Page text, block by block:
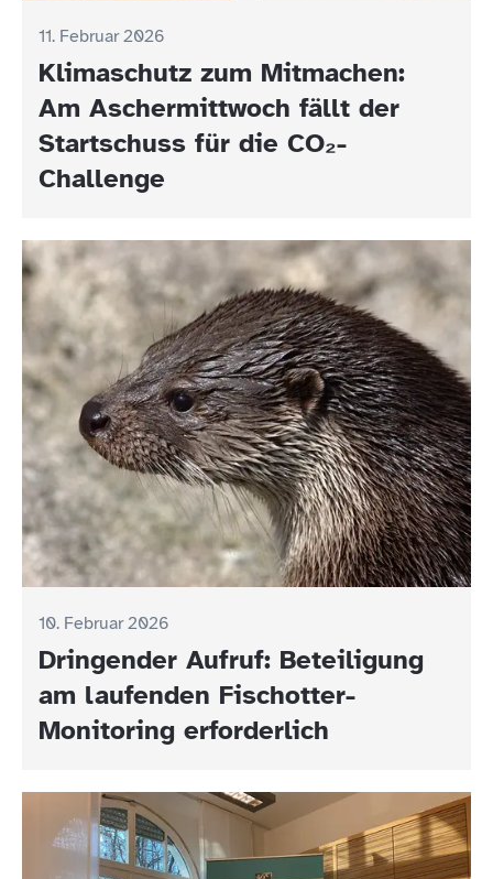
11. Februar 2026
Klimaschutz zum Mitmachen:
Am Aschermittwoch fällt der
Startschuss für die CO₂-
Challenge
10. Februar 2026
Dringender Aufruf: Beteiligung
am laufenden Fischotter-
Monitoring erforderlich